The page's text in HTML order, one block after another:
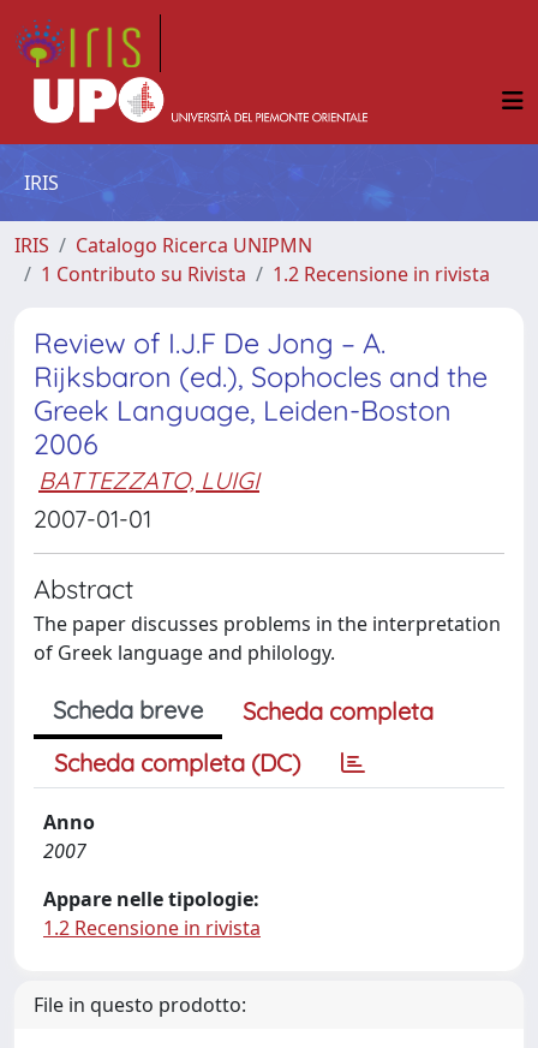
IRIS
IRIS
Catalogo Ricerca UNIPMN
1 Contributo su Rivista
1.2 Recensione in rivista
Review of I.J.F De Jong – A.
Rijksbaron (ed.), Sophocles and the
Greek Language, Leiden-Boston
2006
BATTEZZATO, LUIGI
2007-01-01
Abstract
The paper discusses problems in the interpretation
of Greek language and philology.
Scheda breve
Scheda completa
Scheda completa (DC)
Anno
2007
Appare nelle tipologie:
1.2 Recensione in rivista
File in questo prodotto: